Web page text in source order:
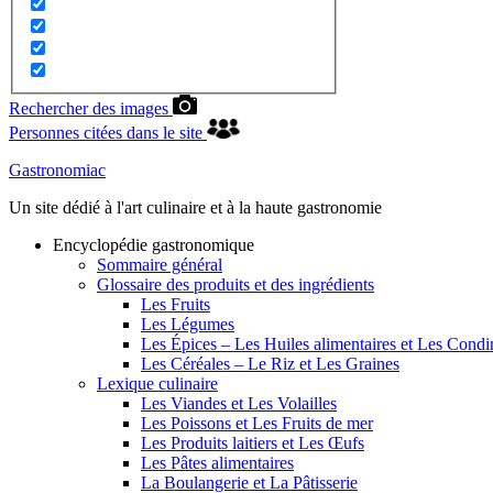
Rechercher des images
Personnes citées dans le site
Gastronomiac
Un site dédié à l'art culinaire et à la haute gastronomie
Encyclopédie gastronomique
Sommaire général
Glossaire des produits et des ingrédients
Les Fruits
Les Légumes
Les Épices – Les Huiles alimentaires et Les
Les Céréales – Le Riz et Les Graines
Lexique culinaire
Les Viandes et Les Volailles
Les Poissons et Les Fruits de mer
Les Produits laitiers et Les Œufs
Les Pâtes alimentaires
La Boulangerie et La Pâtisserie